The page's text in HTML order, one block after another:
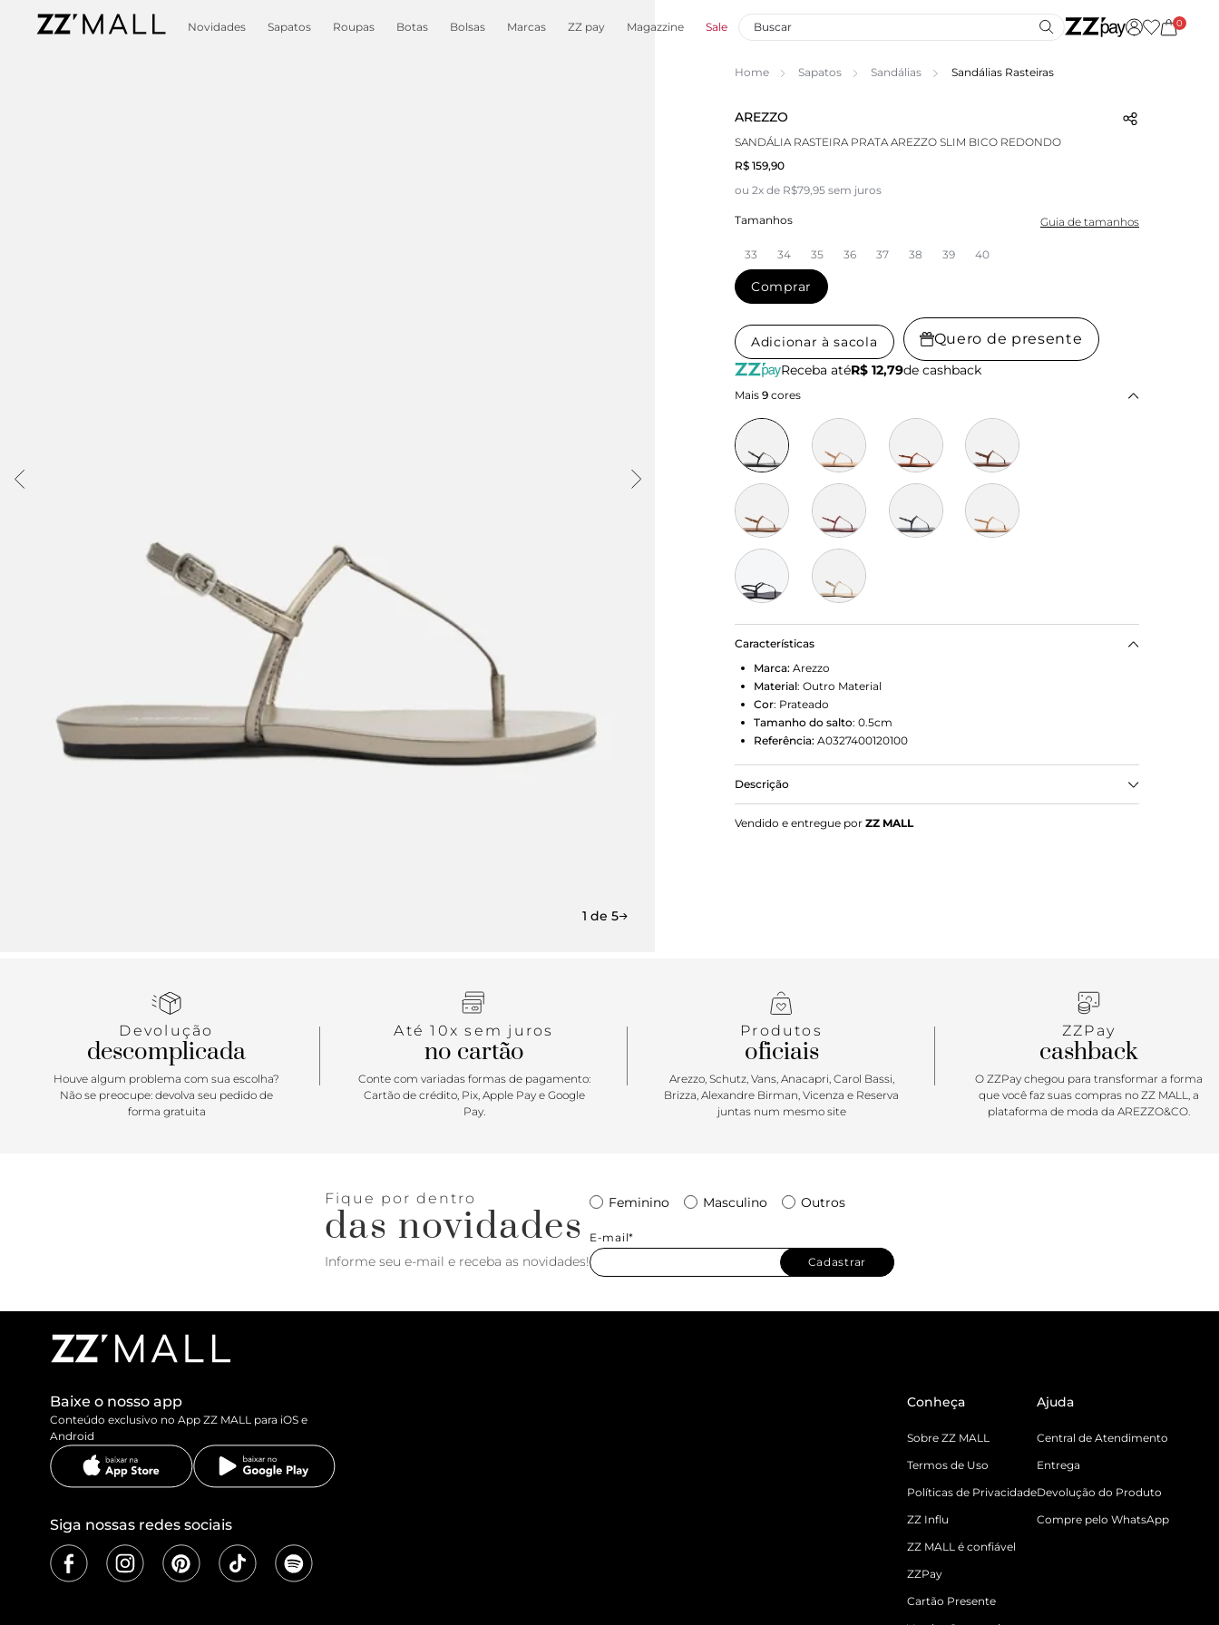
Novidades Sapatos Roupas Botas Bolsas Marcas ZZ pay Magazzine Sale 0
1 de 5
Home Sapatos Sandálias Sandálias Rasteiras
AREZZO
SANDÁLIA RASTEIRA PRATA AREZZO SLIM BICO REDONDO
R$ 159,90
ou 2x de R$79,95 sem juros
Tamanhos Guia de tamanhos
33 34 35 36 37 38 39 40
Comprar
Adicionar à sacola Quero de presente
Receba atéR$ 12,79de cashback
Mais 9 cores
Características
Marca: Arezzo
Material: Outro Material
Cor: Prateado
Tamanho do salto: 0.5cm
Referência: A0327400120100
Descrição
Sandália rasteira prateada. O modelo slim tem sola flat e bico
redondo. Traz tira fina que passa entre os dedos, conectada a
Vendido e entregue por ZZ MALL
Devolução
descomplicada
Houve algum problema com sua escolha?
Não se preocupe: devolva seu pedido de
forma gratuita
Até 10x sem juros
no cartão
Conte com variadas formas de pagamento:
Cartão de crédito, Pix, Apple Pay e Google
Pay.
Produtos
oficiais
Arezzo, Schutz, Vans, Anacapri, Carol Bassi,
Brizza, Alexandre Birman, Vicenza e Reserva
juntas num mesmo site
ZZPay
cashback
O ZZPay chegou para transformar a forma
que você faz suas compras no ZZ MALL, a
plataforma de moda da AREZZO&CO.
Fique por dentro
das novidades
Informe seu e-mail e receba as novidades!
Feminino Masculino Outros
E-mail*
Cadastrar
Baixe o nosso app
Conteúdo exclusivo no App ZZ MALL para iOS e
Android
Siga nossas redes sociais
Conheça
Sobre ZZ MALL
Termos de Uso
Políticas de Privacidade
ZZ Influ
ZZ MALL é confiável
ZZPay
Cartão Presente
Ajuda
Central de Atendimento
Entrega
Devolução do Produto
Compre pelo WhatsApp